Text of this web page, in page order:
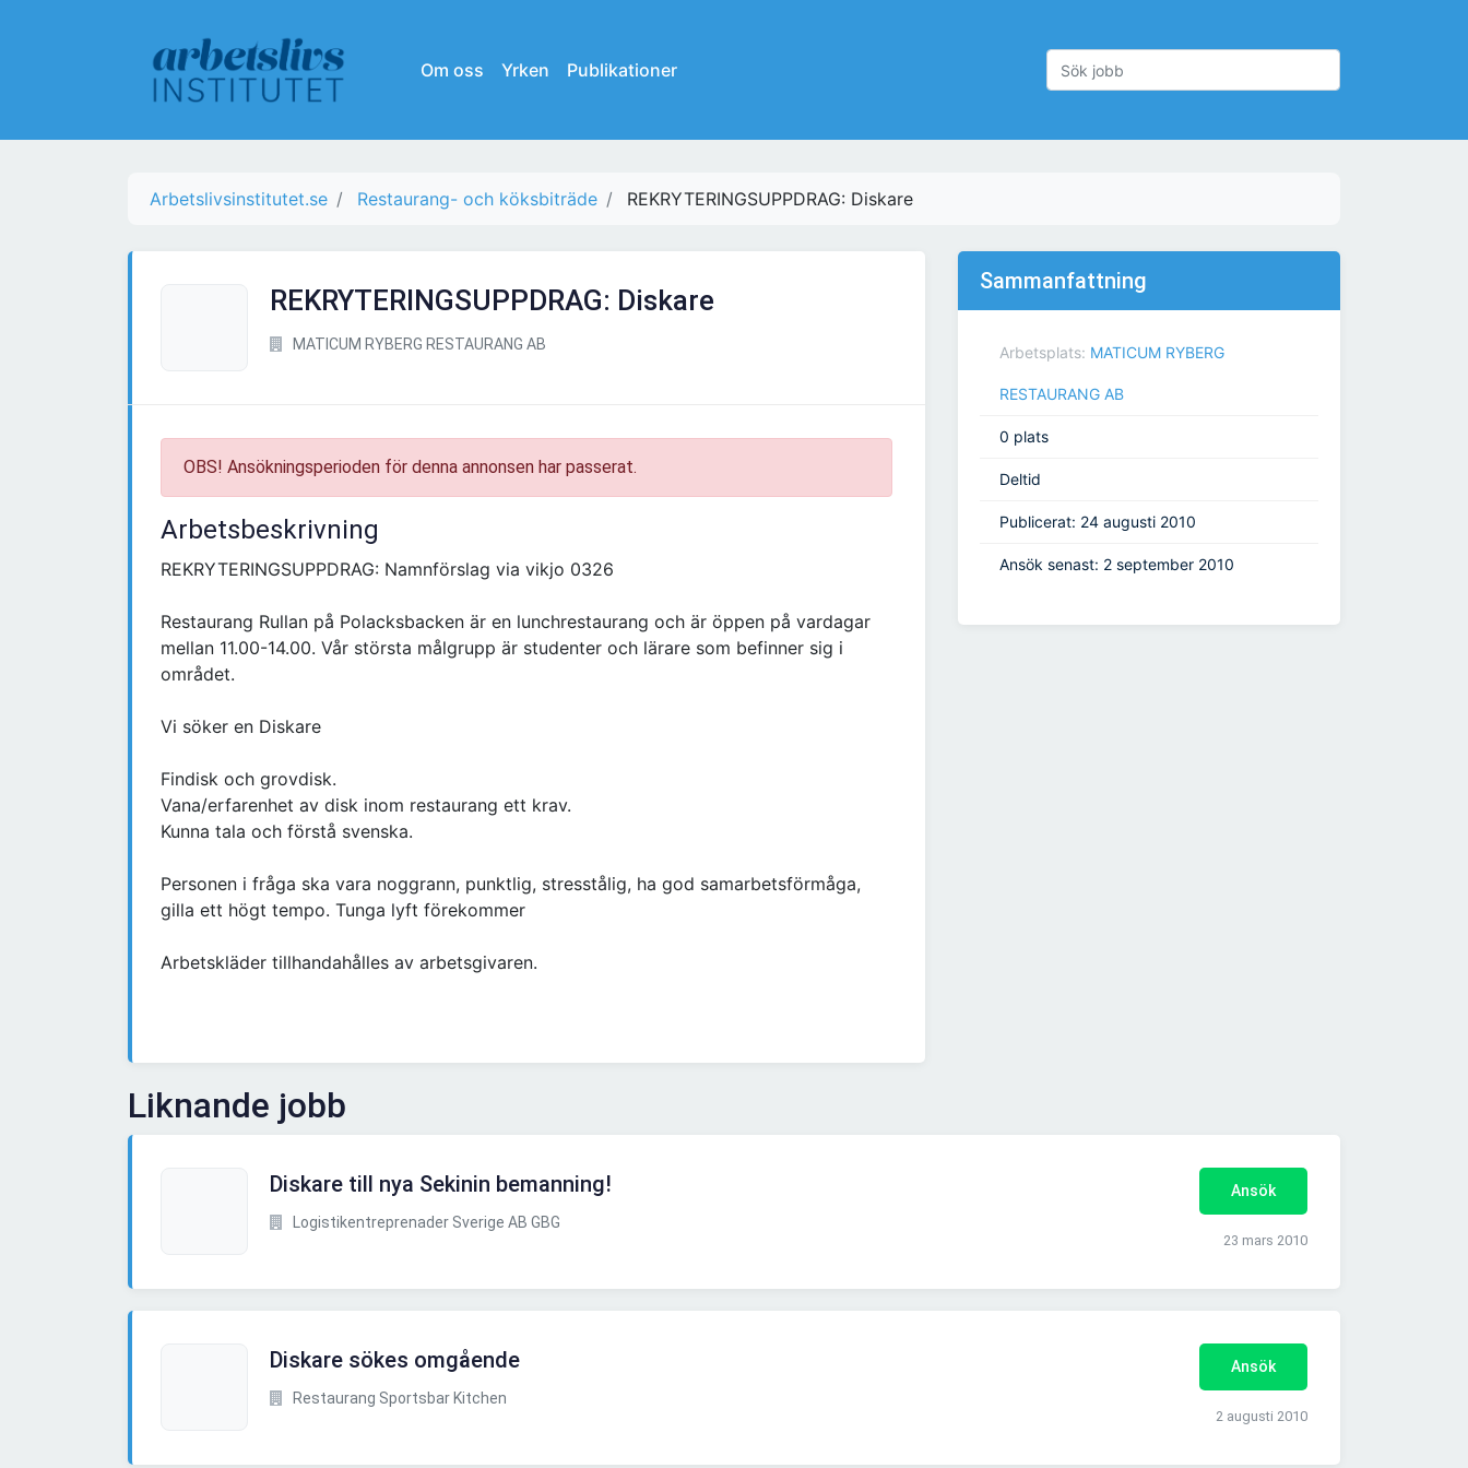
Om oss Yrken Publikationer
Arbetslivsinstitutet.se Restaurang- och köksbiträde REKRYTERINGSUPPDRAG: Diskare
REKRYTERINGSUPPDRAG: Diskare
MATICUM RYBERG RESTAURANG AB
OBS! Ansökningsperioden för denna annonsen har passerat.
Arbetsbeskrivning
REKRYTERINGSUPPDRAG: Namnförslag via vikjo 0326
Restaurang Rullan på Polacksbacken är en lunchrestaurang och är öppen på vardagar
mellan 11.00-14.00. Vår största målgrupp är studenter och lärare som befinner sig i
området.
Vi söker en Diskare
Findisk och grovdisk.
Vana/erfarenhet av disk inom restaurang ett krav.
Kunna tala och förstå svenska.
Personen i fråga ska vara noggrann, punktlig, stresstålig, ha god samarbetsförmåga,
gilla ett högt tempo. Tunga lyft förekommer
Arbetskläder tillhandahålles av arbetsgivaren.
Sammanfattning
Arbetsplats: MATICUM RYBERG
RESTAURANG AB
0 plats
Deltid
Publicerat: 24 augusti 2010
Ansök senast: 2 september 2010
Liknande jobb
Diskare till nya Sekinin bemanning!
Logistikentreprenader Sverige AB GBG
Ansök
23 mars 2010
Diskare sökes omgående
Restaurang Sportsbar Kitchen
Ansök
2 augusti 2010